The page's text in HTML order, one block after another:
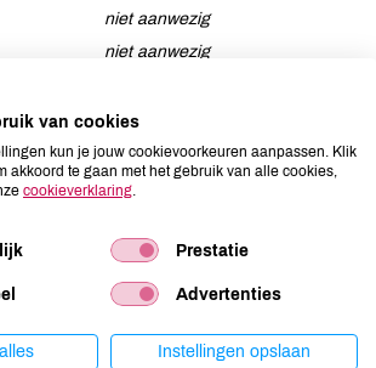
niet aanwezig
niet aanwezig
niet aanwezig
niet aanwezig
niet aanwezig
niet aanwezig
niet aanwezig
van cookies
kun je jouw cookievoorkeuren aanpassen. Klik
akkoord te gaan met het gebruik van alle cookies,
cookieverklaring.
Prestatie
Advertenties
Instellingen opslaan